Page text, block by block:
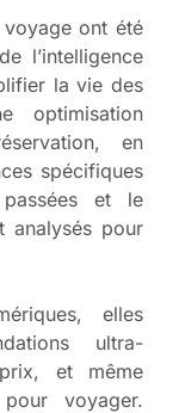
ont été
l’intelligence
la vie des
optimisation
en
spécifiques
et le
analysés pour
elles
ultra-
et même
voyager.